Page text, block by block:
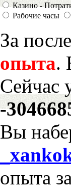
Казино -
Рабочие часы
За
опыта.
Сейчас
-
Вы
опыта